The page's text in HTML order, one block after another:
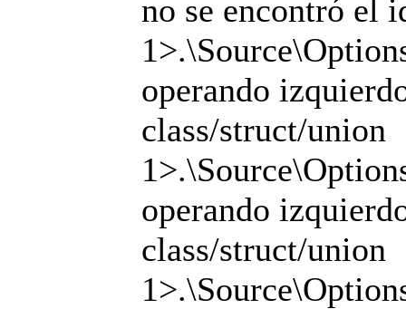
no se encontró el
operando
class/struct/union
operando
class/struct/union